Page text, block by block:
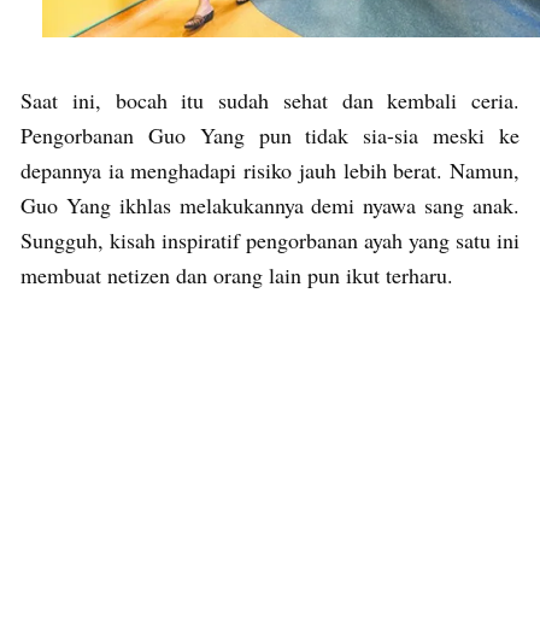
Saat ini, bocah itu sudah sehat dan kembali ceria.
Pengorbanan Guo Yang pun tidak sia-sia meski ke
depannya ia menghadapi risiko jauh lebih berat. Namun,
Guo Yang ikhlas melakukannya demi nyawa sang anak.
Sungguh, kisah inspiratif pengorbanan ayah yang satu ini
membuat netizen dan orang lain pun ikut terharu.